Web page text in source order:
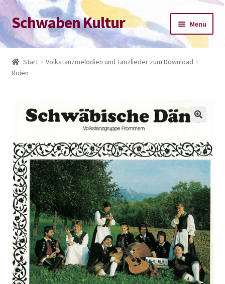
Zur
Navigation
springen
Zum
Inhalt
springen
Schwaben Kultur Menü
Start
Datenschutz-Bestimmungen
Mein Konto
Warenkorb
Start
Volkstanzmelodien und Tanzlieder zum Download
Roien